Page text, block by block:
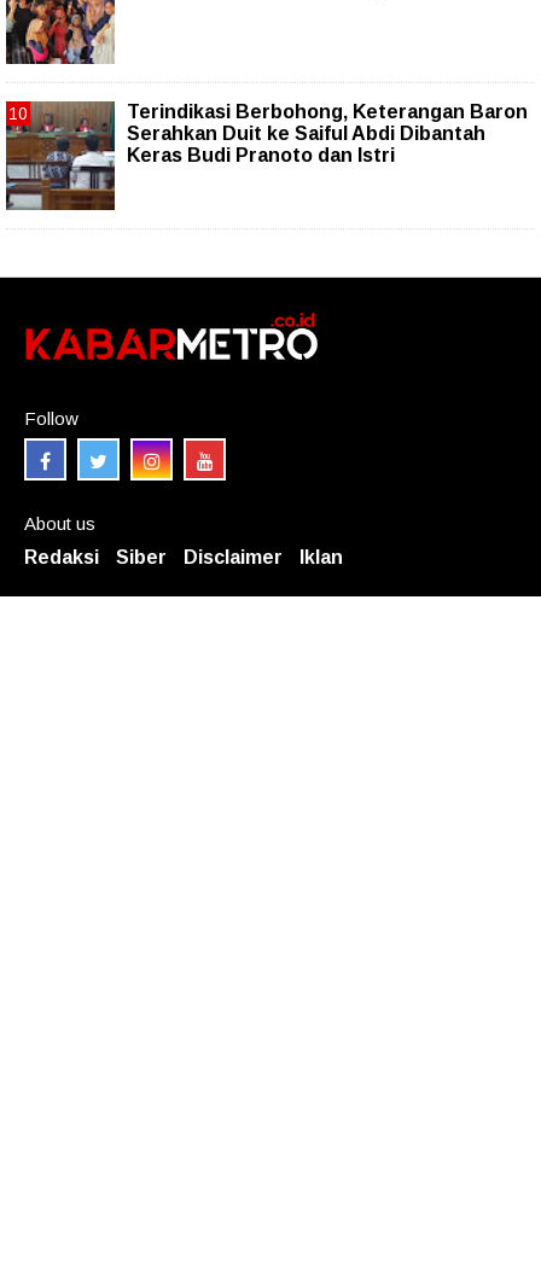
Terindikasi Berbohong, Keterangan Baron
Serahkan Duit ke Saiful Abdi Dibantah
Keras Budi Pranoto dan Istri
Follow
About us
Redaksi
Siber Disclaimer Iklan